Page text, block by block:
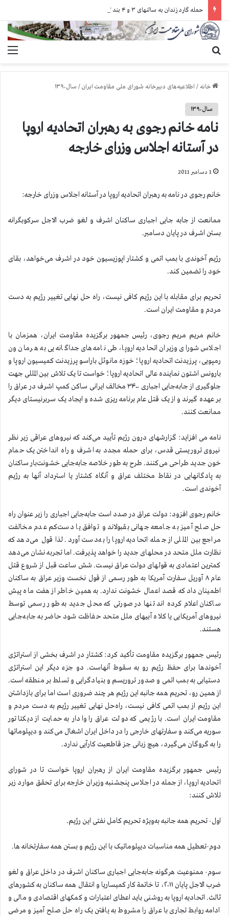
خانه / اطلاعیه‌های دبیرخانه شورای ملی مقاومت ایران/ سال ۱۳۹۰
سال ۱۳۹۰
نامه خانم رجوی به رهبران اتحادیه اروپا
در آستانه اجلاس وزرای خارجه
1 دسامبر 2011
خانم رجوی در نامه به رهبران اتحادیه اروپا در آستانه اجلاس وزرای خارجه:
ممانعت از جابه جایی اجباری ساکنان اشرف و لغو ضرب الاجل سرکوبگرانه
بستن اشرف در پایان دسامبر.
رژیم آخوندی با بمب اتمی و کشتار اپوزیسیون خود در اشرف می‌خواهد، بقای
خود را تضمین کند.
تحریم برای مقابله با این رژیم کافی نیست، راه حل نهایی تغییر رژیم به دست
مردم و مقاومت ایران است.
خانم مریم مریم رجوی، ر‌ئیس جمهور برگزیده مقاومت ایران، همزمان با
اجلاس شورای وزیران اتحادیه اروپا، طی نامه‌های جداگانه یی به هرمان ون
رمپویی، پرزیدنت اتحادیه اروپا؛ خوزه مانوئل باراسو پرزیدنت کمیسیون اروپا و
بارونس اشتون نماینده عالی اتحادیه اروپا؛ خواست تا یک تلاش بین المللی جهت
جلوگیری از جابه‌جایی اجباری ۳۴۰۰ مخالف ایرانی ساکن کمپ اشرف در عراق را
بر عهده گیرند و از یک قتل عام برنامه ریزی شده و ایجاد یک سربرنیستای دیگر
ممانعت کنند.
نامه می افزاید: گزارشهای درون رژیم تأیید می‌کند که نیروهای عراقی زیر نظر
نیروی تروریستی قدس، برای حمله مجدد به اشرف و راه انداختن یک حمام
خون جدید طراحی می‌کنند. طرح به طور خلاصه جابه‌جایی خشونت‌بار ساکنان
به پادگانهایی در نقاط مختلف عراق و آنگاه کشتار یا استرداد آنها به رژیم
آخوندی است.
خانم رجوی افزود: دولت عراق در صدد است جابه‌جایی اجباری را زیر عنوان راه
حل صلح آمیز به جامعه جهانی بقبولاند و توافق یا دست‌کم عدم مخالفت
مراجع بین المللی از جمله اتحادیه اروپا را به‌دست آورد. لذا قول می‌دهد که
نظارت ملل متحد در محلهای جدید را خواهد پذیرفت. اما تجربه نشان می‌دهد
کمترین اعتمادی به قولهای دولت عراق نیست. شش ساعت قبل از شروع قتل
عام ۸ آوریل سفارت آمریکا به طور رسمی از قول نخست وزیر عراق به ساکنان
اطمینان داد که قصد اعمال خشونت ندارد. به همین خاطر از هفت ماه پیش
ساکنان اعلام کرده اند تنها در صورتی که محل جدید به طور رسمی توسط
نیروهای آمریکایی یا کلاه آبیهای ملل متحد حفاظت شود حاضر به جابه‌جایی
هستند.
رئیس جمهور برگزیده مقاومت تأکید کرد: کشتار در اشرف بخشی از استراتژی
آخوندها برای حفظ رژیم رو به سقوط آنهاست. دو جزء دیگر این استراتژی
دستیابی به بمب اتمی و صدور تروریسم و بنیادگرایی و تسلط بر منطقه است.
از همین رو، تحریم همه جانبه این رژیم هر چند ضروری است اما برای بازداشتن
این رژیم از بمب اتمی کافی نیست، راه‌حل نهایی تغییر رژیم به دست مردم و
مقاومت ایران است. با رژیمی که دولت عراق را وادار به حمایت از دیکتاتور
سوریه می‌کند و سفارتهای خارجی را در داخل ایران اشغال می‌کند و دیپلوماتها
را به گروگان می‌گیرد، هیچ زبانی جز قاطعیت کارآیی ندارد.
رئیس جمهور برگزیده مقاومت ایران از رهبران اروپا خواست تا در شورای
اتحادیه اروپا، از جمله در اجلاس پنجشنبه وزیران خارجه برای تحقق موارد زیر
تلاش کنند:
اول- تحریم همه جانبه به‌ویژه تحریم کامل نفتی این رژیم.
دوم-تعطیل همه مناسبات دیپلوماتیک با این رژیم و بستن همه سفارتخانه ها.
سوم- ممنوعیت هرگونه جابه‌جایی اجباری ساکنان اشرف در داخل عراق و لغو
ضرب الاجل پایان ۲۰۱۱، تا خاتمة کار کمیساریا و انتقال همه ساکنان به کشورهای
ثالث. اتحادیه اروپا به روشنی باید اعطای اعتبارات و کمکهای اقتصادی و مالی و
ادامه روابط تجاری با عراق را مشروط به یافتن یک راه حل صلح آمیز و مرضی